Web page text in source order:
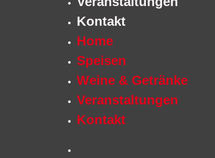
Kontakt
Home
Speisen
Weine & Getränke
Veranstaltungen
Kontakt